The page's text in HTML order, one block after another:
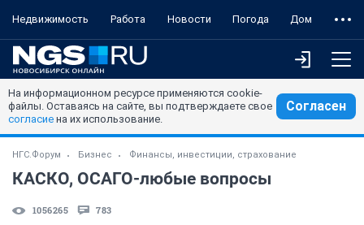
Недвижимость Работа Новости Погода Дом
На информационном ресурсе применяются cookie-
файлы. Оставаясь на сайте, вы подтверждаете свое
согласие на их использование.
Согласен
НГС.Форум Бизнес Финансы, инвестиции, страхование
КАСКО, ОСАГО-любые вопросы
1056265 783